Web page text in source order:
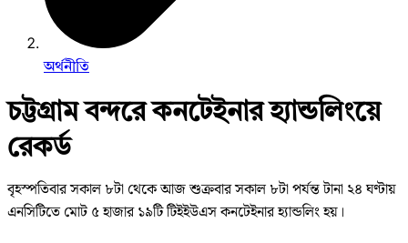
অর্থনীতি
চট্টগ্রাম বন্দরে কনটেইনার হ্যান্ডলিংয়ে
রেকর্ড
বৃহস্পতিবার সকাল ৮টা থেকে আজ শুক্রবার সকাল ৮টা পর্যন্ত টানা ২৪ ঘণ্টায়
এনসিটিতে মোট ৫ হাজার ১৯টি টিইইউএস কনটেইনার হ্যান্ডলিং হয়।